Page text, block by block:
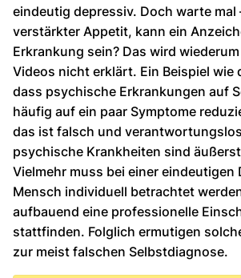
eindeutig depressiv. Doch warte mal
verstärkter Appetit, kann ein
Erkrankung sein? Das wird
Videos nicht erklärt. Ein Beispiel wie
dass psychische Erkrankungen auf
häufig auf ein paar Symptome
das ist falsch und
psychische Krankheiten sind
Vielmehr muss bei einer eindeutigen
Mensch individuell betrachtet
aufbauend eine professionelle
stattfinden. Folglich ermutigen
zur meist falschen Selbstdiagnose.